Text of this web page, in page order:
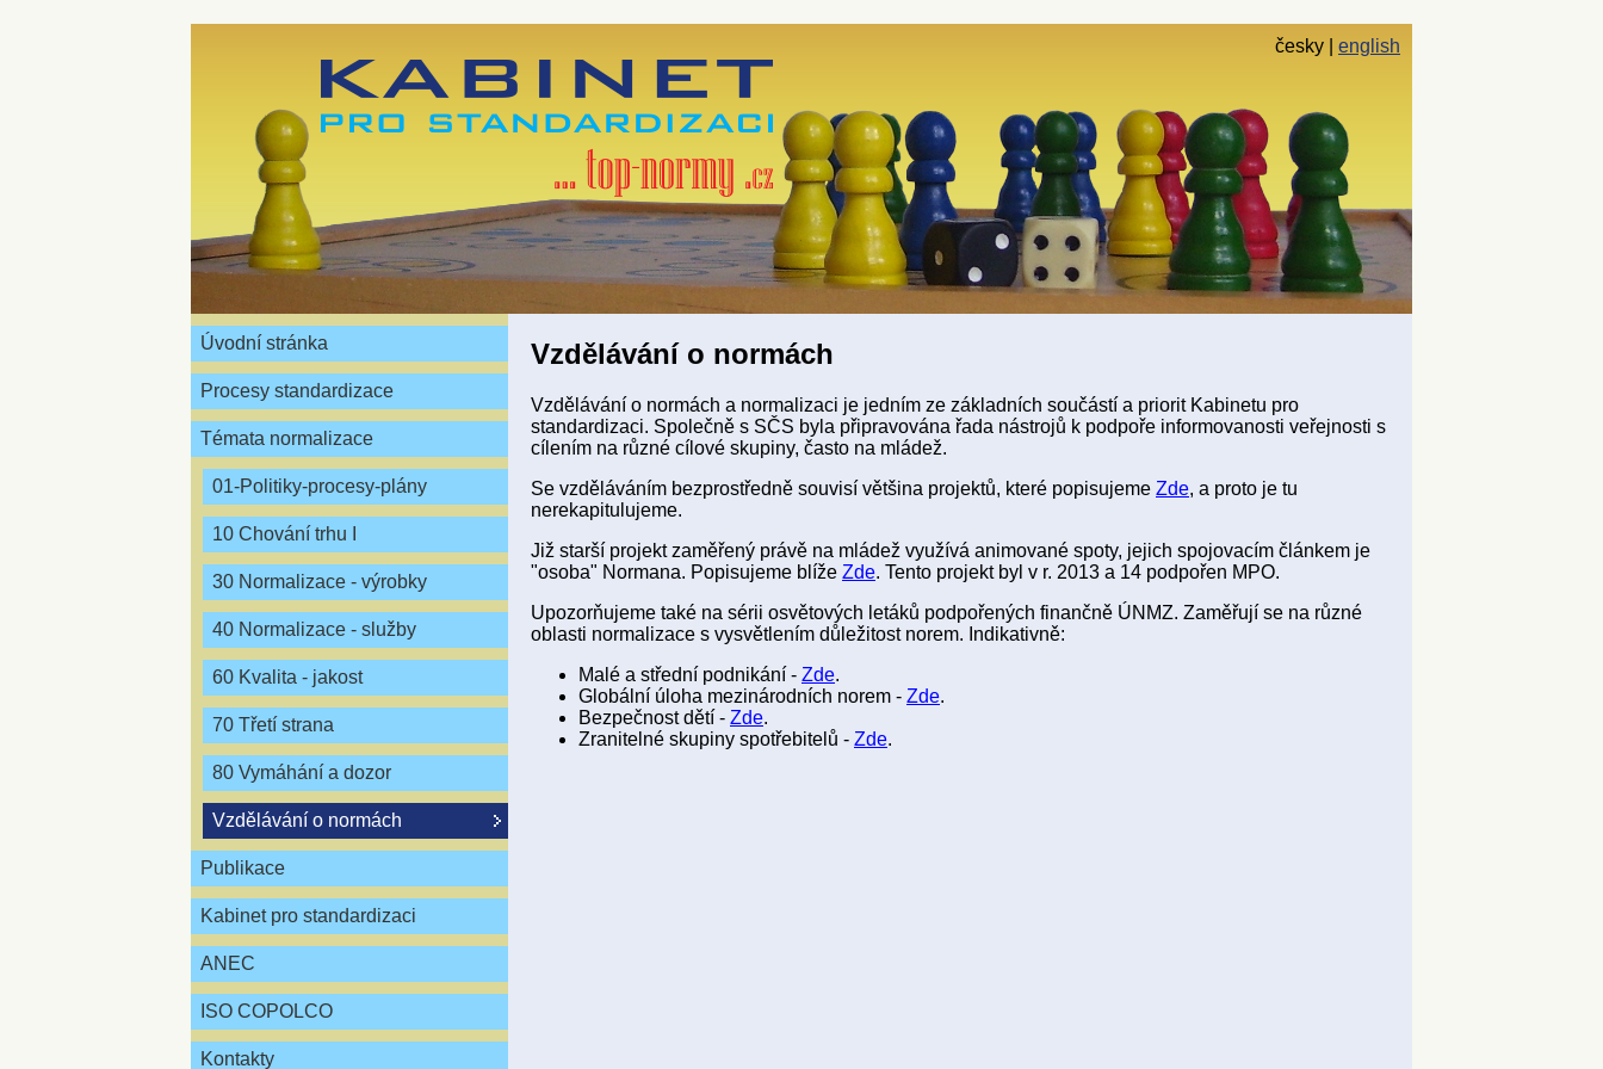
česky english
Úvodní stránka
Procesy standardizace
Témata normalizace
01-Politiky-procesy-plány
10 Chování trhu I
30 Normalizace - výrobky
40 Normalizace - služby
60 Kvalita - jakost
70 Třetí strana
80 Vymáhání a dozor
Vzdělávání o normách
Publikace
Kabinet pro standardizaci
ANEC
ISO COPOLCO
Kontakty
Vzdělávání o normách
Vzdělávání o normách a normalizaci je jedním ze základních součástí a priorit Kabinetu pro
standardizaci. Společně s SČS byla připravována řada nástrojů k podpoře informovanosti veřejnosti s
cílením na různé cílové skupiny, často na mládež.
Se vzděláváním bezprostředně souvisí většina projektů, které popisujeme Zde, a proto je tu
nerekapitulujeme.
Již starší projekt zaměřený právě na mládež využívá animované spoty, jejich spojovacím článkem je
"osoba" Normana. Popisujeme blíže Zde. Tento projekt byl v r. 2013 a 14 podpořen MPO.
Upozorňujeme také na sérii osvětových letáků podpořených finančně ÚNMZ. Zaměřují se na různé
oblasti normalizace s vysvětlením důležitost norem. Indikativně:
Malé a střední podnikání - Zde.
Globální úloha mezinárodních norem - Zde.
Bezpečnost dětí - Zde.
Zranitelné skupiny spotřebitelů - Zde.